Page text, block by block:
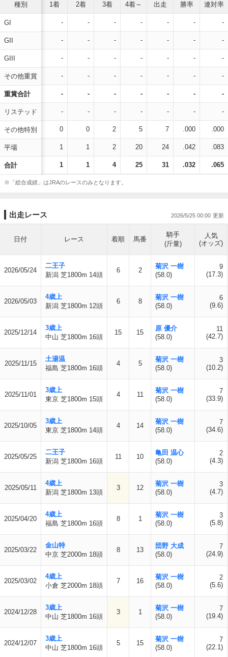
種別
GI
GII
GIII
その他重賞
重賞合計
リステッド
その他特別
平場
合計
1着 2着 3着 4着～ 出走 勝率 連対率
- - - - - - -
- - - - - - -
- - - - - - -
- - - - - - -
- - - - - - -
- - - - - - -
0 0 2 5 7 .000 .000
1 1 2 20 24 .042 .083
1 1 4 25 31 .032 .065
※「総合成績」はJRAのレースのみとなります。
出走レース 2026/5/25 00:00
日付 レース 着順 馬番
騎手
(斤量)
人気
(オッズ)
2026/05/24
二王子
新潟 芝1800m 14頭
6 2
菊沢 一樹
(58.0)
9
(17.3)
2026/05/03
4歳上
新潟 芝1800m 12頭
6 8
菊沢 一樹
(58.0)
6
(9.6)
2025/12/14
3歳上
中山 芝1800m 16頭
15 15
原 優介
(58.0)
11
(42.7)
2025/11/15
土湯温
福島 芝1800m 16頭
4 5
菊沢 一樹
(58.0)
3
(10.2)
2025/11/01
3歳上
東京 芝1800m 15頭
4 11
菊沢 一樹
(58.0)
7
(33.9)
2025/10/05
3歳上
東京 芝1800m 14頭
4 14
菊沢 一樹
(58.0)
7
(34.6)
2025/05/25
二王子
新潟 芝1800m 16頭
11 10
亀田 温心
(58.0)
2
(4.3)
2025/05/11
4歳上
新潟 芝1800m 13頭
3 12
菊沢 一樹
(58.0)
3
(4.7)
2025/04/20
4歳上
福島 芝1800m 16頭
8 1
菊沢 一樹
(58.0)
3
(5.8)
2025/03/22
金山特
中京 芝2000m 18頭
8 13
団野 大成
(58.0)
7
(24.9)
2025/03/02
4歳上
小倉 芝2000m 18頭
7 16
菊沢 一樹
(58.0)
2
(5.6)
2024/12/28
3歳上
中山 芝1800m 16頭
3 1
菊沢 一樹
(58.0)
7
(19.4)
2024/12/07
3歳上
中山 芝1800m 16頭
5 15
菊沢 一樹
(58.0)
7
(22.1)